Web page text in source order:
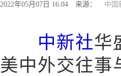
2022年05月07日 16:04 来源： 中国
中新社华
美中外交往事